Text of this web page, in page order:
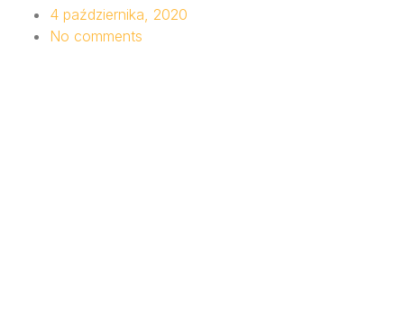
4 października, 2020
No comments